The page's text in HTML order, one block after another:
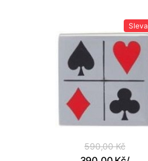
Sleva
590,00 Kč